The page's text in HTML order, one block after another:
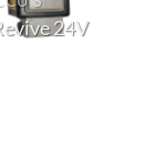
24V